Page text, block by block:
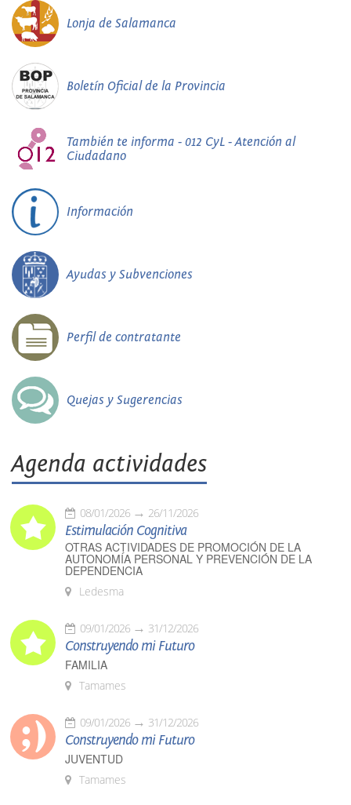
Lonja de Salamanca
Boletín Oficial de la Provincia
También te informa - 012 CyL - Atención al
Ciudadano
Información
Ayudas y Subvenciones
Perfil de contratante
Quejas y Sugerencias
Agenda actividades
08/01/2026 26/11/2026
Estimulación Cognitiva
OTRAS ACTIVIDADES DE PROMOCIÓN DE LA
AUTONOMÍA PERSONAL Y PREVENCIÓN DE LA
DEPENDENCIA
Ledesma
09/01/2026 31/12/2026
Construyendo mi Futuro
FAMILIA
Tamames
09/01/2026 31/12/2026
Construyendo mi Futuro
JUVENTUD
Tamames